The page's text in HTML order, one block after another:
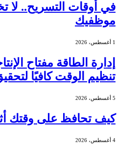
في أوقات التسريح.. لا
موظفيك
1 أغسطس، 2026
إدارة الطاقة مفتاح
تنظيم الوقت كافيًا
5 أغسطس، 2026
كيف تحافظ على وقتك
4 أغسطس، 2026